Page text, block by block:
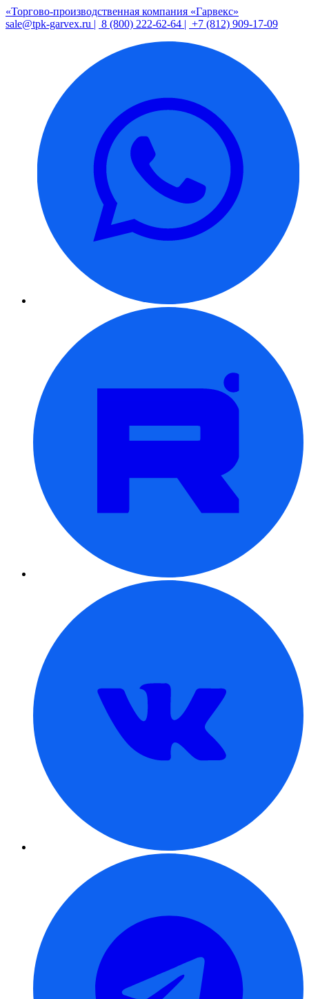
«Торгово-производственная компания «Гарвекс»
sale@tpk-garvex.ru | 8 (800) 222-62-64 | +7 (812) 909-17-09